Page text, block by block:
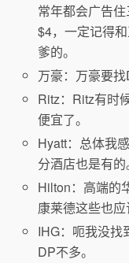
常年都会广告
$4，一定记得
爹的。
万豪：万豪要
Ritz：Ritz有时
便宜了。
Hyatt：总体我
分酒店也是有的
Hilton：高端的
康莱德这些也应
IHG：呃我没找
DP不多。